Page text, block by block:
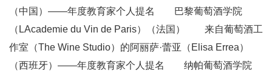
（中国）——年度教育家个人提名 巴黎葡萄酒学院
（LAcademie du Vin de Paris）（法国） 来自葡萄酒工
作室（The Wine Studio）的阿丽萨·蕾亚（Elisa Errea）
（西班牙）——年度教育家个人提名 纳帕葡萄酒学院